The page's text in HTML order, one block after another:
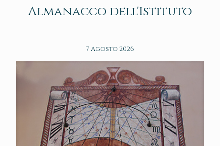
Almanacco dell'Istituto
7 Agosto 2026